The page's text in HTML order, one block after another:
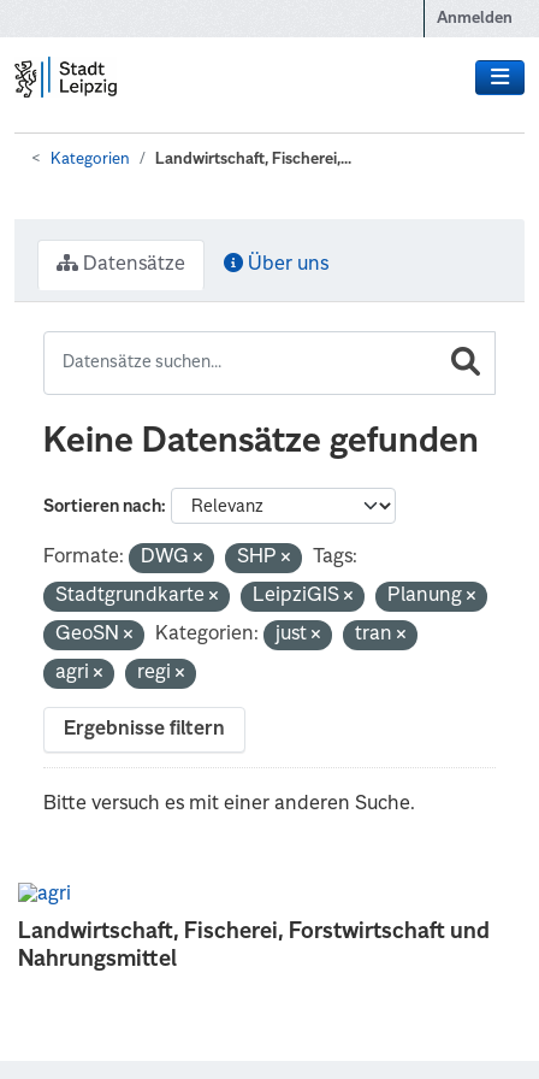
Anmelden
Kategorien Landwirtschaft, Fischerei,...
Landwirtschaft, Fischerei, Forstwirtschaft und
Nahrungsmittel
Datensätze Über uns
Keine Datensätze gefunden
Sortieren nach
Formate: DWG SHP
Tags:
Stadtgrundkarte
LeipziGIS
Planung
GeoSN
Kategorien: just
tran
agri
regi
Ergebnisse filtern
Bitte versuch es mit einer anderen Suche.